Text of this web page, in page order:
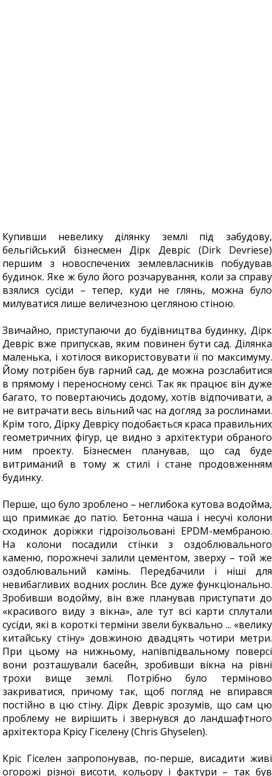
Купивши невелику ділянку землі під забудову,
бельгійський бізнесмен Дірк Девріс (Dirk Devriese)
першим з новоспечених землевласників побудував
будинок. Яке ж було його розчарування, коли за справу
взялися сусіди – тепер, куди не глянь, можна було
милуватися лише величезною цегляною стіною.
Звичайно, приступаючи до будівництва будинку, Дірк
Девріс вже припускав, яким повинен бути сад. Ділянка
маленька, і хотілося використовувати її по максимуму.
Йому потрібен був гарний сад, де можна розслабитися
в прямому і переносному сенсі. Так як працює він дуже
багато, то повертаючись додому, хотів відпочивати, а
не витрачати весь вільний час на догляд за рослинами.
Крім того, Дірку Деврісу подобається краса правильних
геометричних фігур, це видно з архітектури обраного
ним проекту. Бізнесмен планував, що сад буде
витриманий в тому ж стилі і стане продовженням
будинку.
Перше, що було зроблено – неглибока кутова водойма,
що примикає до патіо. Бетонна чаша і несучі колони
сходинок доріжки гідроізольовані EPDM-мембраною.
На колони посадили стінки з оздоблювального
каменю, порожнечі залили цементом, зверху – той же
оздоблювальний камінь. Передбачили і ніші для
невибагливих водних рослин. Все дуже функціонально.
Зробивши водойму, він вже планував приступати до
«красивого виду з вікна», але тут всі карти сплутали
сусіди, які в короткі терміни звели буквально ... «велику
китайську стіну» довжиною двадцять чотири метри.
При цьому на нижньому, напівпідвальному поверсі
вони розташували басейн, зробивши вікна на рівні
трохи вище землі. Потрібно було терміново
закриватися, причому так, щоб погляд не впирався
постійно в цю стіну. Дірк Девріс зрозумів, що сам цю
проблему не вирішить і звернувся до ландшафтного
архітектора Крісу Гіселену (Chris Ghyselen).
Кріс Гіселен запропонував, по-перше, висадити живі
огорожі різної висоти, кольору і фактури – так був